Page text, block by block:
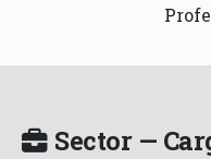
Sector —